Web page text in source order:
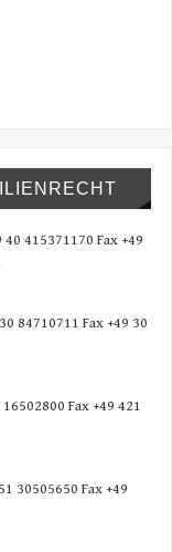
415371170 Fax +49
84710711 Fax +49 30
Fax +49 421
30505650 Fax +49